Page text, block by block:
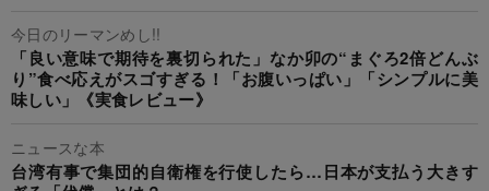
今日のリーマンめし!!
「良い意味で期待を裏切られた」なか卯の“まぐろ2倍どんぶ
り”食べ応えがスゴすぎる！「お腹いっぱい」「シンプルに美
味しい」《実食レビュー》
ニュースな本
台湾有事で集団的自衛権を行使したら…日本が支払う大きす